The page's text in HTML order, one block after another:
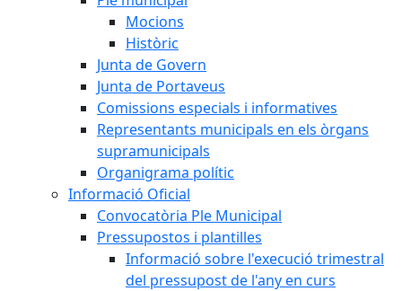
Mocions
Històric
Junta de Govern
Junta de Portaveus
Comissions especials i informatives
Representants municipals en els òrgans
supramunicipals
Organigrama polític
Informació Oficial
Convocatòria Ple Municipal
Pressupostos i plantilles
Informació sobre l'execució trimestral
del pressupost de l'any en curs